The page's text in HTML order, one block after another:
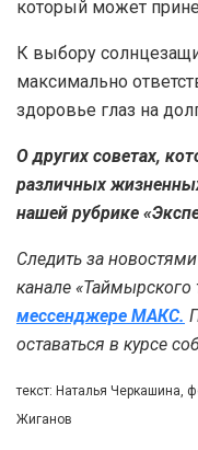
который может
К выбору
максимально
здоровье глаз на
О других советах,
различных
нашей рубрике
Следить за
канале «Таймырского
мессенджере МАКС.
оставаться в курсе
текст: Наталья Черкашина,
Жиганов